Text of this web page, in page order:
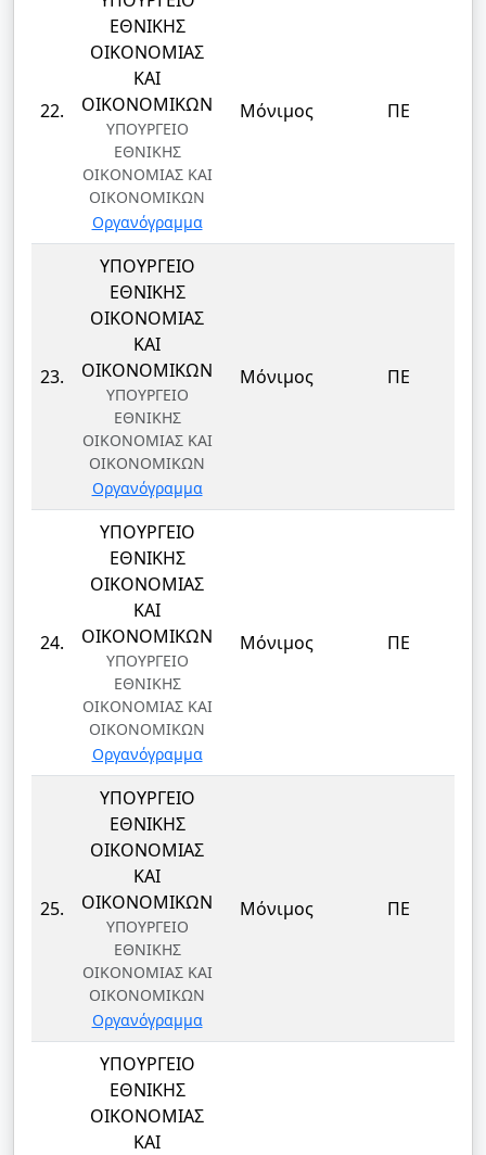
22.
ΕΘΝΙΚΗΣ
ΟΙΚΟΝΟΜΙΑΣ
ΚΑΙ
ΟΙΚΟΝΟΜΙΚΩΝ
ΥΠΟΥΡΓΕΙΟ
ΕΘΝΙΚΗΣ
ΟΙΚΟΝΟΜΙΑΣ ΚΑΙ
ΟΙΚΟΝΟΜΙΚΩΝ
Οργανόγραμμα
Μόνιμος ΠΕ
23.
ΥΠΟΥΡΓΕΙΟ
ΕΘΝΙΚΗΣ
ΟΙΚΟΝΟΜΙΑΣ
ΚΑΙ
ΟΙΚΟΝΟΜΙΚΩΝ
ΥΠΟΥΡΓΕΙΟ
ΕΘΝΙΚΗΣ
ΟΙΚΟΝΟΜΙΑΣ ΚΑΙ
ΟΙΚΟΝΟΜΙΚΩΝ
Οργανόγραμμα
Μόνιμος ΠΕ
24.
ΥΠΟΥΡΓΕΙΟ
ΕΘΝΙΚΗΣ
ΟΙΚΟΝΟΜΙΑΣ
ΚΑΙ
ΟΙΚΟΝΟΜΙΚΩΝ
ΥΠΟΥΡΓΕΙΟ
ΕΘΝΙΚΗΣ
ΟΙΚΟΝΟΜΙΑΣ ΚΑΙ
ΟΙΚΟΝΟΜΙΚΩΝ
Οργανόγραμμα
Μόνιμος ΠΕ
25.
ΥΠΟΥΡΓΕΙΟ
ΕΘΝΙΚΗΣ
ΟΙΚΟΝΟΜΙΑΣ
ΚΑΙ
ΟΙΚΟΝΟΜΙΚΩΝ
ΥΠΟΥΡΓΕΙΟ
ΕΘΝΙΚΗΣ
ΟΙΚΟΝΟΜΙΑΣ ΚΑΙ
ΟΙΚΟΝΟΜΙΚΩΝ
Οργανόγραμμα
Μόνιμος ΠΕ
ΥΠΟΥΡΓΕΙΟ
ΕΘΝΙΚΗΣ
ΟΙΚΟΝΟΜΙΑΣ
ΚΑΙ